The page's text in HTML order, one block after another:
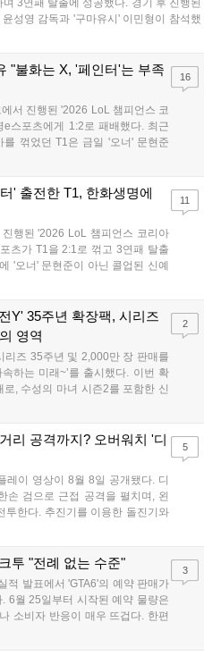
성영 감독과 '구마유시' 이민형이 참석했
영 감독은 "오랜만에 승리해 기분이 좋고,
"불화는 X, '페인터'는 부족
서 진행된 '2026 LoL 챔피언스 코
스포츠에게 1:2로 패배했다. 최근
꺾었던 T1은 금일 '오너' 문현준
투입시키는 강수를 뒀으나 결국
16
' 출전한 T1, 한화생명에
행된 '2026 LoL 챔피언스 코리아
츠가 T1을 2:1로 꺾고 3연패 탈출
'오너' 문현준이 아닌 콜업된 신예
결국 1:2로 패배하고 말았다. T1은
11
Y' 35주년 확장팩, 시리즈
영역
리즈 35주년 및 2,000만 장 판매를
하는 미래~’를 출시했다. 이번 확
, 수성의 마녀 시즌2를 포함한 신
를 선보이며 작품을 완결 짓는다.
구현하며 시리즈의 미래를 향한
2
리 공격까지? 오버워치 '디
레이 영상이 8월 8일 공개됐다. 디
손 검으로 근접 공격을 펼치며, 왼
투한다. 추진기를 이용한 돌진기와
, 메카 파괴 시 맨몸으로 기관총을
식 출시될 예정이다....
5
투 "전례 없는 수준"
적 발표에서 'GTA6'의 예약 판매가
6월 25일부터 시작된 예약 물량은
소비자 반응이 매우 뜨겁다. 한편
X|S로 정식 출시될 예정이며, 록
3